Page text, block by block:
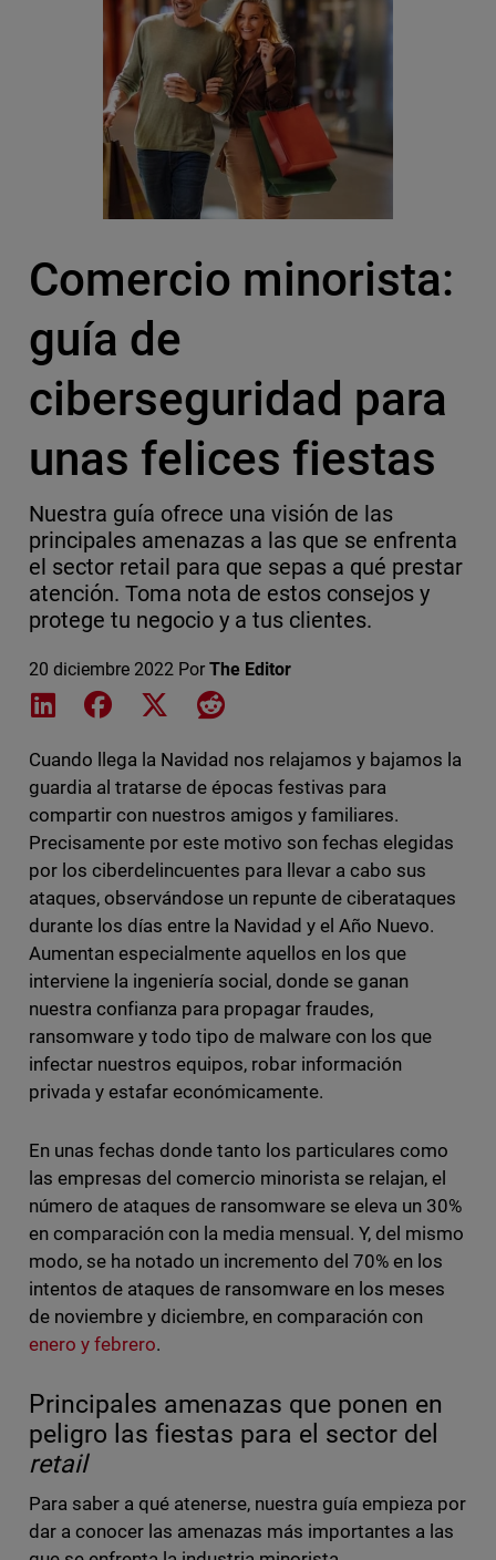
Comercio minorista:
guía de
ciberseguridad para
unas felices fiestas
Nuestra guía ofrece una visión de las
principales amenazas a las que se enfrenta
el sector retail para que sepas a qué prestar
atención. Toma nota de estos consejos y
protege tu negocio y a tus clientes.
20 diciembre 2022 Por The Editor
Share on LinkedIn
Share on Facebook
Share on XShare on Reddit
Cuando llega la Navidad nos relajamos y bajamos la
guardia al tratarse de épocas festivas para
compartir con nuestros amigos y familiares.
Precisamente por este motivo son fechas elegidas
por los ciberdelincuentes para llevar a cabo sus
ataques, observándose un repunte de ciberataques
durante los días entre la Navidad y el Año Nuevo.
Aumentan especialmente aquellos en los que
interviene la ingeniería social, donde se ganan
nuestra confianza para propagar fraudes,
ransomware y todo tipo de malware con los que
infectar nuestros equipos, robar información
privada y estafar económicamente.
En unas fechas donde tanto los particulares como
las empresas del comercio minorista se relajan, el
número de ataques de ransomware se eleva un 30%
en comparación con la media mensual. Y, del mismo
modo, se ha notado un incremento del 70% en los
intentos de ataques de ransomware en los meses
de noviembre y diciembre, en comparación con
enero y febrero.
Principales amenazas que ponen en
peligro las fiestas para el sector del
retail
Para saber a qué atenerse, nuestra guía empieza por
dar a conocer las amenazas más importantes a las